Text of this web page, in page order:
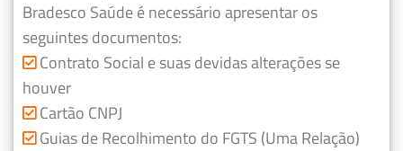
Bradesco Saúde é necessário apresentar os
seguintes documentos:
Contrato Social e suas devidas alterações se
houver
Cartão CNPJ
Guias de Recolhimento do FGTS (Uma Relação)